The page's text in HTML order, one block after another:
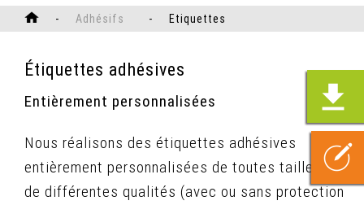
- Adhésifs - Etiquettes
Étiquettes adhésives
Entièrement personnalisées
Nous réalisons des étiquettes adhésives
entièrement personnalisées de toutes tailles et
de différentes qualités (avec ou sans protection